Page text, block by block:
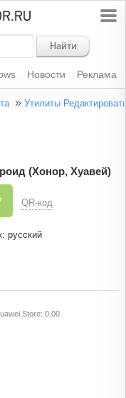
Найти
Новости Реклама
» Утилиты
(Хонор, Хуавей)
QR-код
русский
Store: 0.00